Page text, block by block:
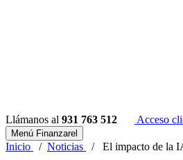
Llámanos al 931 763 512 Acceso
Menú Finanzarel
Inicio / Noticias / El impacto de la